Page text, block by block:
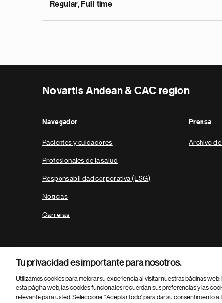
Regular, Full time
Novartis Andean & CAC region
Navegador
Pacientes y cuidadores
Profesionales de la salud
Responsabilidad corporativa (ESG)
Noticias
Carreras
Prensa
Archivo
Parte
© 2026 Novartis AG
Tu privacidad es importante para nosotros.
Utilizamos cookies para mejorar su experiencia al visitar nuestras páginas
esta página web, las cookies funcionales recuerdan sus preferencias y las
relevante para usted. Seleccione: "Aceptar todo" para dar su consentimiento